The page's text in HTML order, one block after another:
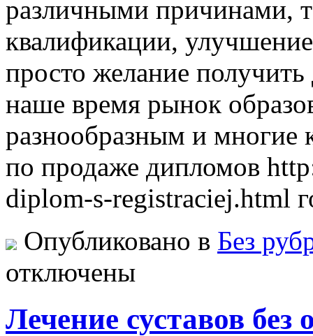
различными причинами,
квалификации,
просто желание
наше время рынок
разнообразным и многие
по продаже дипломов
diplom-s-registraciej.html
Опубликовано в Без
отключены
Лечение суставов без